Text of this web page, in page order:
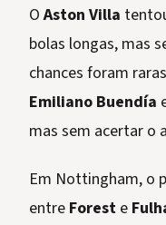
OAston Villa
bolas longas, mas
chances foram
Emiliano Buendía
mas sem acertar o
Em Nottingham, o
entre Forest e